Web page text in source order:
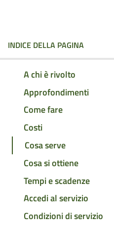
INDICE DELLA PAGINA
A chi è rivolto
Approfondimenti
Come fare
Costi
Cosa serve
Cosa si ottiene
Tempi e scadenze
Accedi al servizio
Condizioni di servizio